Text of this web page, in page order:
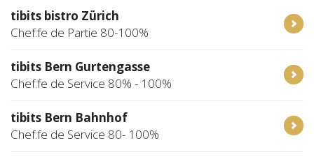
tibits bistro Zürich
Chef:fe de Partie 80-100%
tibits Bern Gurtengasse
Chef:fe de Service 80% - 100%
tibits Bern Bahnhof
Chef:fe de Service 80- 100%